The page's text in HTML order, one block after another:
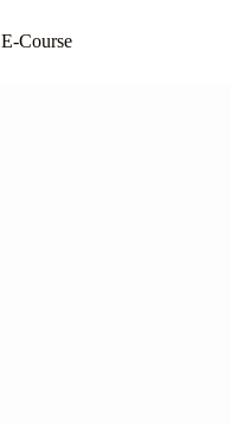
E-Course